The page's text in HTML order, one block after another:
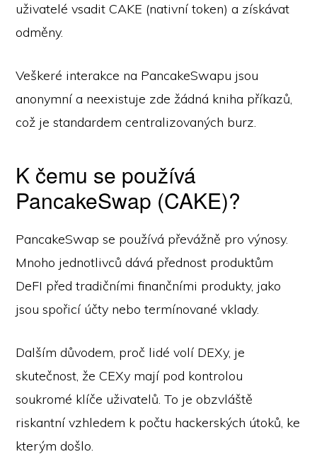
uživatelé vsadit CAKE (nativní token) a získávat
odměny.
Veškeré interakce na PancakeSwapu jsou
anonymní a neexistuje zde žádná kniha příkazů,
což je standardem centralizovaných burz.
K čemu se používá
PancakeSwap (CAKE)?
PancakeSwap se používá převážně pro výnosy.
Mnoho jednotlivců dává přednost produktům
DeFI před tradičními finančními produkty, jako
jsou spořicí účty nebo termínované vklady.
Dalším důvodem, proč lidé volí DEXy, je
skutečnost, že CEXy mají pod kontrolou
soukromé klíče uživatelů. To je obzvláště
riskantní vzhledem k počtu hackerských útoků, ke
kterým došlo.